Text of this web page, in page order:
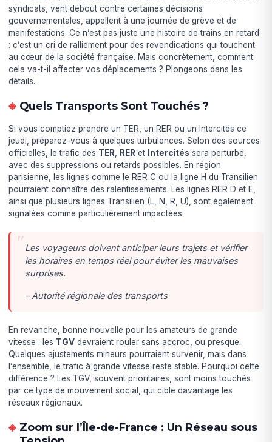
syndicats, vent debout contre certaines décisions
gouvernementales, appellent à une journée de grève et de
manifestations. Ce n’est pas juste une histoire de trains en retard
: c’est un cri de ralliement pour des revendications qui touchent
au cœur de la société française. Mais concrètement, comment
cela va-t-il affecter vos déplacements ? Plongeons dans les
détails.
Quels Transports Sont Touchés ?
Si vous comptiez prendre un TER, un RER ou un Intercités ce
jeudi, préparez-vous à quelques turbulences. Selon des sources
officielles, le trafic des TER RER et Intercités sera perturbé,
avec des suppressions ou retards possibles. En région
parisienne, les lignes comme le RER C ou la ligne H du Transilien
pourraient connaître des ralentissements. Les lignes RER D et E,
ainsi que plusieurs lignes Transilien (L, N, R, U), sont également
signalées comme particulièrement impactées.
Les voyageurs doivent anticiper leurs trajets et vérifier
les horaires en temps réel pour éviter les mauvaises
surprises.
– Autorité régionale des transports
En revanche, bonne nouvelle pour les amateurs de grande
vitesse : les TGV devraient rouler sans accroc, ou presque.
Quelques ajustements mineurs pourraient survenir, mais dans
l’ensemble, le trafic à grande vitesse reste stable. Pourquoi cette
différence ? Les TGV, souvent prioritaires, sont moins touchés
par ce type de mouvement social, qui cible davantage les
réseaux régionaux.
Zoom sur l’Île-de-France : Un Réseau sous